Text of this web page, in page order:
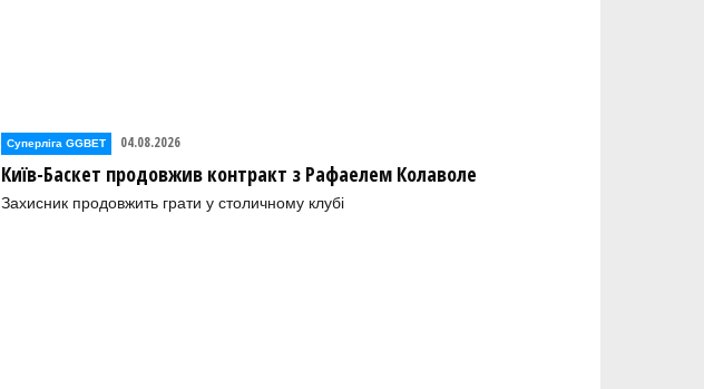
Суперліга GGBET 04.08.2026
Київ-Баскет продовжив контракт з Рафаелем Колаволе
Захисник продовжить грати у столичному клубі